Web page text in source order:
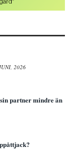
2026
partner mindre än